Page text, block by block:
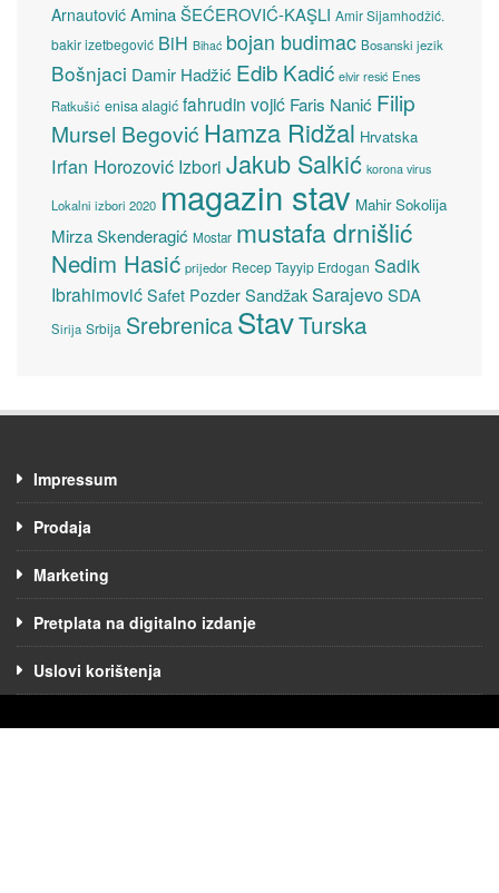
Arnautović Amina ŠEĆEROVIĆ-KAŞLI Amir Sijamhodžić.
bakir izetbegović BiH Bihać bojan budimac Bosanski jezik
Bošnjaci Damir Hadžić Edib Kadić elvir resić Enes
Ratkušić enisa alagić fahrudin vojić Faris Nanić Filip
Mursel Begović Hamza Ridžal Hrvatska
Irfan Horozović Izbori Jakub Salkić korona virus
Lokalni izbori 2020 magazin stav Mahir Sokolija
Mirza Skenderagić Mostar mustafa drnišlić
Nedim Hasić prijedor Recep Tayyip Erdogan Sadik
Ibrahimović Safet Pozder SandžakSarajevoSDA
Sirija Srbija SrebrenicaStavTurska
Impressum
Prodaja
Marketing
Pretplata na digitalno izdanje
Uslovi korištenja